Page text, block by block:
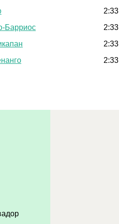
2:33
Барриос
2:33
2:33
2:33